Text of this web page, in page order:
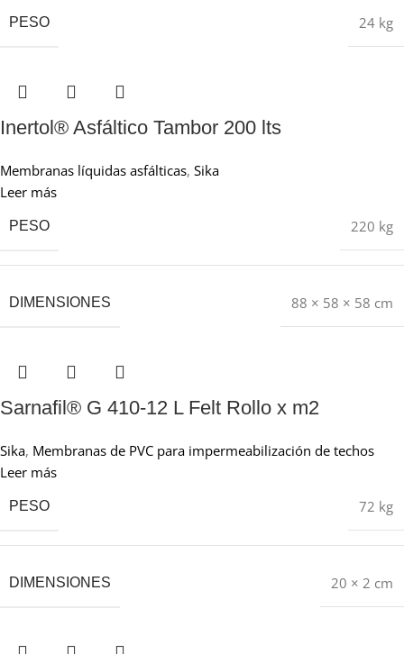
PESO 24 kg
Inertol® Asfáltico Tambor 200 lts
Membranas líquidas asfálticas, Sika
Leer más
PESO 220 kg
DIMENSIONES 88 × 58 × 58 cm
Sarnafil® G 410-12 L Felt Rollo x m2
Sika, Membranas de PVC para impermeabilización de techos
Leer más
PESO 72 kg
DIMENSIONES 20 × 2 cm